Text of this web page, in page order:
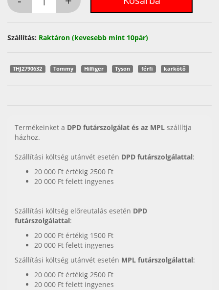
Szállítás: Raktáron (kevesebb mint 10pár)
THJ2790632 Tommy Hilfiger Tyson férfi karkötő
Termékeinket a DPD futárszolgálat és az MPL szállítja
házhoz.
Szállítási költség utánvét esetén DPD futárszolgálattal:
20 000 Ft értékig 2500 Ft
20 000 Ft felett ingyenes
Szállítási költség előreutalás esetén DPD
futárszolgálattal:
20 000 Ft értékig 1500 Ft
20 000 Ft felett ingyenes
Szállítási költség utánvét esetén MPL futárszolgálattal:
20 000 Ft értékig 2500 Ft
20 000 Ft felett ingyenes